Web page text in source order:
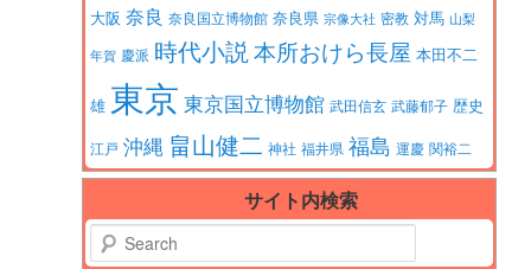
大阪 奈良 奈良国立博物館 奈良県 宗像大社 密教 対馬 山梨
年賀 慶派 時代小説本所おけら長屋 本田不二
雄 東京 東京国立博物館 武田信玄 武藤郁子 歴史
江戸 沖縄 畠山健二 神社 福井県 福島 運慶 関裕二
サイト内検索
Search